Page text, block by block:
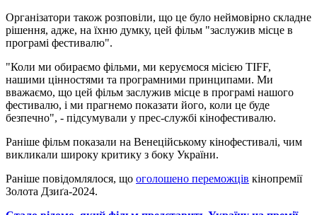
Організатори також розповіли, що це було неймовірно складне
рішення, адже, на їхню думку, цей фільм "заслужив місце в
програмі фестивалю".
"Коли ми обираємо фільми, ми керуємося місією TIFF,
нашими цінностями та програмними принципами. Ми
вважаємо, що цей фільм заслужив місце в програмі нашого
фестивалю, і ми прагнемо показати його, коли це буде
безпечно", - підсумували у прес-службі кінофестивалю.
Раніше фільм показали на Венеційському кінофестивалі, чим
викликали широку критику з боку України.
Раніше повідомлялося, що оголошено переможців кінопремії
Золота Дзиґа-2024.